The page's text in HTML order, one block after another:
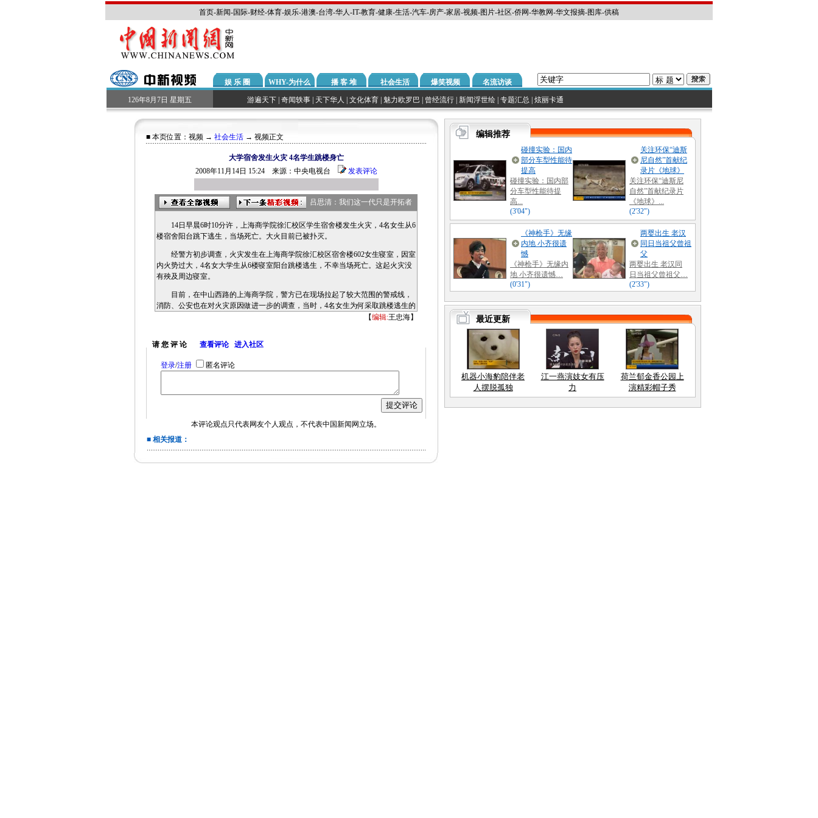
首页-新闻-国际-财经-体育-娱乐-港澳-台湾-华人-IT-教育-健康-生活-汽车-房产-家居-视频-图片-社区-侨网-华教网-华文报摘-图库-供稿
娱 乐 圈 WHY-为什么 播 客 堆 社会生活 爆笑视频 名流访谈
126年8月7日 星期五 游遍天下 奇闻轶事 天下华人 文化体育 魅力欧罗巴 曾经流行 新闻浮世绘 专题汇总 炫丽卡通
■ 本页位置： 视频→ 社会生活→ 视频正文
大学宿舍发生火灾 4名学生跳楼身亡
2008年11月14日 15:24 来源：中央电视台
发表评论
吕思清：我们这一代只是开拓者
14日早晨6时10分许，上海商学院徐汇校区学生宿舍楼发生火灾，4名女生从6
楼宿舍阳台跳下逃生，当场死亡。大火目前已被扑灭。
经警方初步调查，火灾发生在上海商学院徐汇校区宿舍楼602女生寝室，因室
内火势过大，4名女大学生从6楼寝室阳台跳楼逃生，不幸当场死亡。这起火灾没
有殃及周边寝室。
目前，在中山西路的上海商学院，警方已在现场拉起了较大范围的警戒线，
消防、公安也在对火灾原因做进一步的调查，当时，4名女生为何采取跳楼逃生的
初步调查，火灾原因可能与使用热得快不当有关。确切火灾原因仍在调查中。
【编辑:王忠海】
请 您 评 论 查看评论 进入社区
登录/注册 匿名评论
本评论观点只代表网友个人观点，不代表中国新闻网立场。
■ 相关报道：